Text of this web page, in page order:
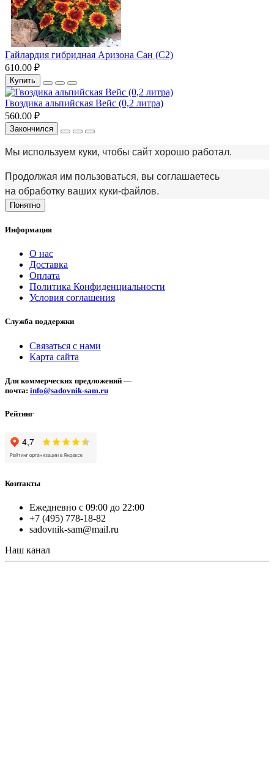
Гайлардия гибридная Аризона Сан (С2)
610.00 ₽
Купить
Гвоздика альпийская Вейс (0,2 литра)
560.00 ₽
Закончился
Мы используем куки, чтобы сайт хорошо работал.
Продолжая им пользоваться, вы соглашаетесь
на обработку ваших куки‑файлов.
Понятно
Информация
О нас
Доставка
Оплата
Политика Конфиденциальности
Условия соглашения
Служба поддержки
Связаться с нами
Карта сайта
Для коммерческих предложений —
почта: info@sadovnik-sam.ru
Рейтинг
Контакты
Ежедневно с 09:00 до 22:00
+7 (495) 778-18-82
sadovnik-sam@mail.ru
Наш канал